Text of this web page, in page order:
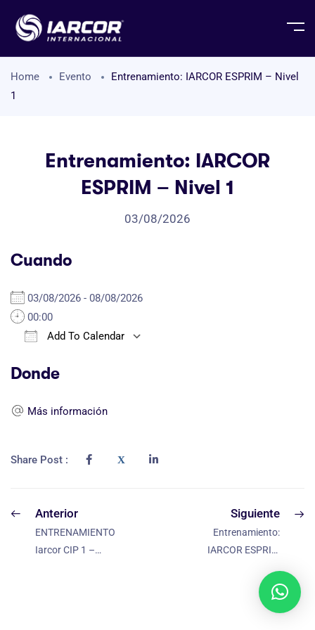
Home Evento
Entrenamiento: IARCOR ESPRIM – Nivel
1
Entrenamiento: IARCOR
ESPRIM – Nivel 1
03/08/2026
Cuando
03/08/2026 - 08/08/2026
00:00
Add To Calendar
Donde
Más información
Share Post :
Anterior
ENTRENAMIENTO:
Iarcor CIP 1 –
Siguiente
Entrenamiento:
IARCOR ESPRIM